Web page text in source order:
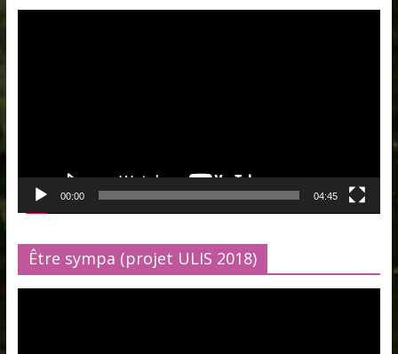
00:00 04:45
Être sympa (projet ULIS 2018)